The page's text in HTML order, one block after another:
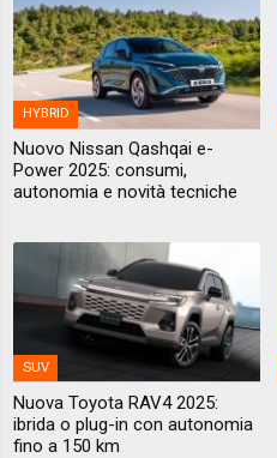
HYBRID
Nuovo Nissan Qashqai e-
Power 2025: consumi,
autonomia e novità tecniche
SUV
Nuova Toyota RAV4 2025:
ibrida o plug-in con autonomia
fino a 150 km